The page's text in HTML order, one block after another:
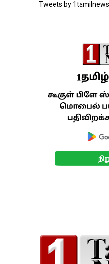
Tweets by 1tamilnews